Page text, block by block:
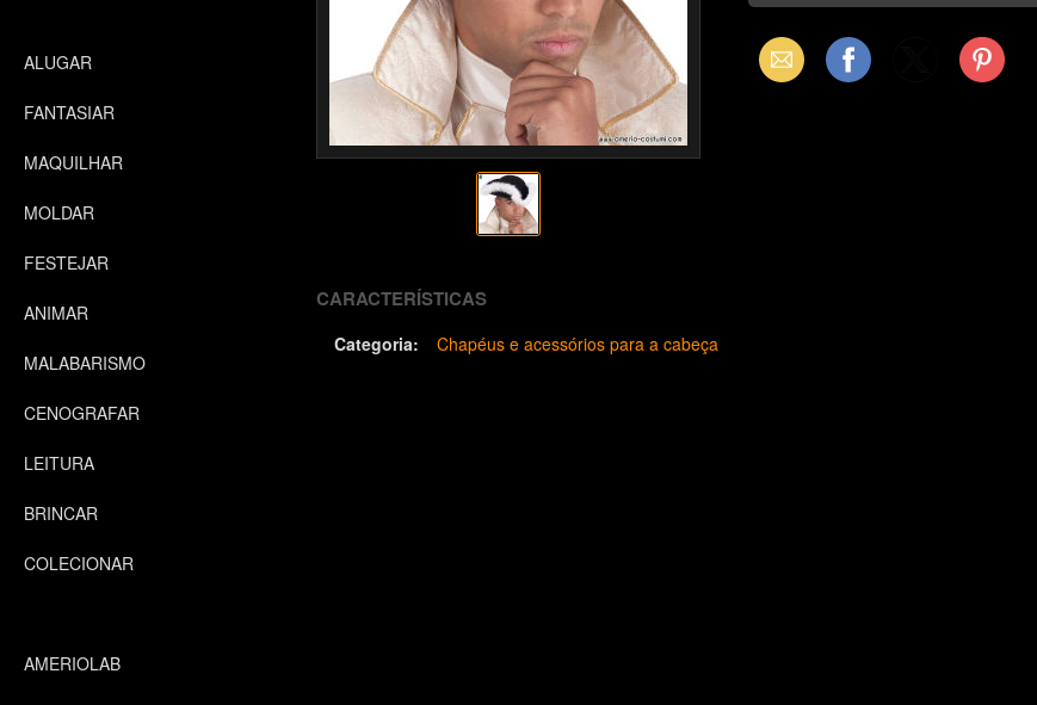
ALUGAR
FANTASIAR
MAQUILHAR
MOLDAR
FESTEJAR
ANIMAR
MALABARISMO
CENOGRAFAR
LEITURA
BRINCAR
COLECIONAR
AMERIOLAB
Email Facebook Pinterest
CARACTERÍSTICAS
Categoria: Chapéus e acessórios para a cabeça